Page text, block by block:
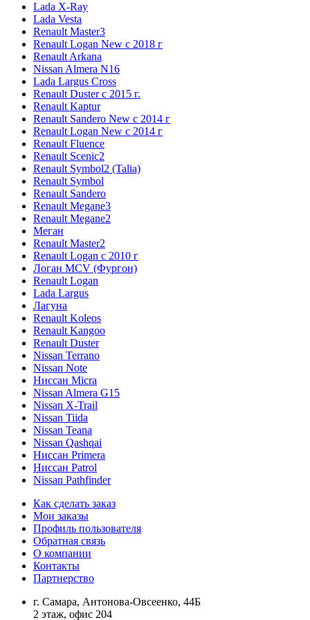
Lada X-Ray
Lada Vesta
Renault Master3
Renault Logan New с 2018 г
Renault Arkana
Nissan Almera N16
Lada Largus Cross
Renault Duster с 2015 г.
Renault Kaptur
Renault Sandero New с 2014 г
Renault Logan New с 2014 г
Renault Fluence
Renault Scenic2
Renault Symbol2 (Talia)
Renault Symbol
Renault Sandero
Renault Megane3
Renault Megane2
Меган
Renault Master2
Renault Logan c 2010 г
Логан МСV (Фургон)
Renault Logan
Lada Largus
Лагуна
Renault Koleos
Renault Kangoo
Renault Duster
Nissan Terrano
Nissan Note
Ниссан Micra
Nissan Almera G15
Nissan X-Trail
Nissan Tiida
Nissan Teana
Nissan Qashqai
Ниссан Primera
Ниссан Patrol
Nissan Pathfinder
Как сделать заказ
Мои заказы
Профиль пользователя
Обратная связь
О компании
Контакты
Партнерство
г. Самара, Антонова-Овсеенко, 44Б
2 этаж, офис 204